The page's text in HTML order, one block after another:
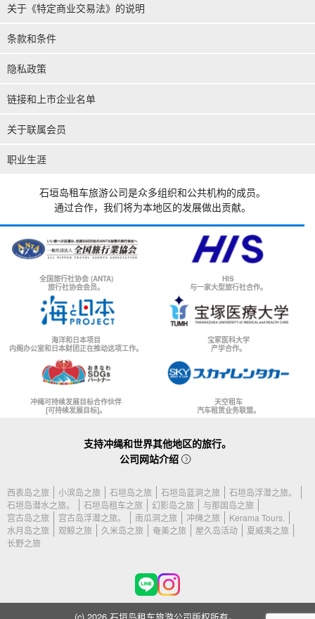
关于《特定商业交易法》的说明
条款和条件
隐私政策
链接和上市企业名单
关于联属会员
职业生涯
石垣岛租车旅游公司是众多组织和公共机构的成员。
通过合作，我们将为本地区的发展做出贡献。
全国旅行社协会 (ANTA)
旅行社协会会员。
HIS
与一家大型旅行社合作。
海洋和日本项目
内阁办公室和日本财团正在推动这项工作。
宝冢医科大学
产学合作。
冲绳可持续发展目标合作伙伴
[可持续发展目标]。
天空租车
汽车租赁业务联盟。
支持冲绳和世界其他地区的旅行。
公司网站介绍
西表岛之旅 小滨岛之旅 石垣岛之旅 石垣岛蓝洞之旅
石垣岛浮潜之旅。
石垣岛潜水之旅。
石垣岛租车之旅 幻影岛之旅
与那国岛之旅
宫古岛之旅
宫古岛浮潜之旅。 南瓜洞之旅 冲绳之旅
Kerama Tours.
水月岛之旅
观鲸之旅 久米岛之旅 奄美之旅 屋久岛活动
夏威夷之旅
长野之旅